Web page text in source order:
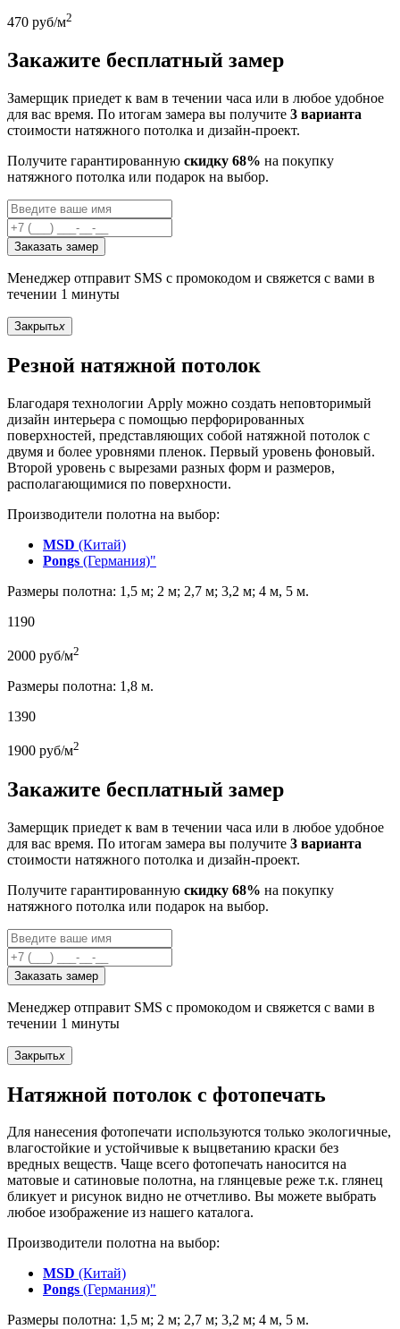
470 руб/м2
Закажите бесплатный замер
Замерщик приедет к вам в течении часа или в любое удобное
для вас время. По итогам замера вы получите 3 варианта
стоимости натяжного потолка и дизайн-проект.
Получите гарантированную скидку 68% на покупку
натяжного потолка или подарок на выбор.
Заказать замер
Менеджер отправит SMS с промокодом и свяжется с вами в
течении 1 минуты
Закрытьx
Резной натяжной потолок
Благодаря технологии Apply можно создать неповторимый
дизайн интерьера с помощью перфорированных
поверхностей, представляющих собой натяжной потолок с
двумя и более уровнями пленок. Первый уровень фоновый.
Второй уровень с вырезами разных форм и размеров,
располагающимися по поверхности.
Производители полотна на выбор:
MSD (Китай)
Pongs (Германия)"
Размеры полотна: 1,5 м; 2 м; 2,7 м; 3,2 м; 4 м, 5 м.
1190
2000 руб/м2
Размеры полотна: 1,8 м.
1390
1900 руб/м2
Закажите бесплатный замер
Замерщик приедет к вам в течении часа или в любое удобное
для вас время. По итогам замера вы получите 3 варианта
стоимости натяжного потолка и дизайн-проект.
Получите гарантированную скидку 68% на покупку
натяжного потолка или подарок на выбор.
Заказать замер
Менеджер отправит SMS с промокодом и свяжется с вами в
течении 1 минуты
Закрытьx
Натяжной потолок с фотопечать
Для нанесения фотопечати используются только экологичные,
влагостойкие и устойчивые к выцветанию краски без
вредных веществ. Чаще всего фотопечать наносится на
матовые и сатиновые полотна, на глянцевые реже т.к. глянец
бликует и рисунок видно не отчетливо. Вы можете выбрать
любое изображение из нашего каталога.
Производители полотна на выбор:
MSD (Китай)
Pongs (Германия)"
Размеры полотна: 1,5 м; 2 м; 2,7 м; 3,2 м; 4 м, 5 м.